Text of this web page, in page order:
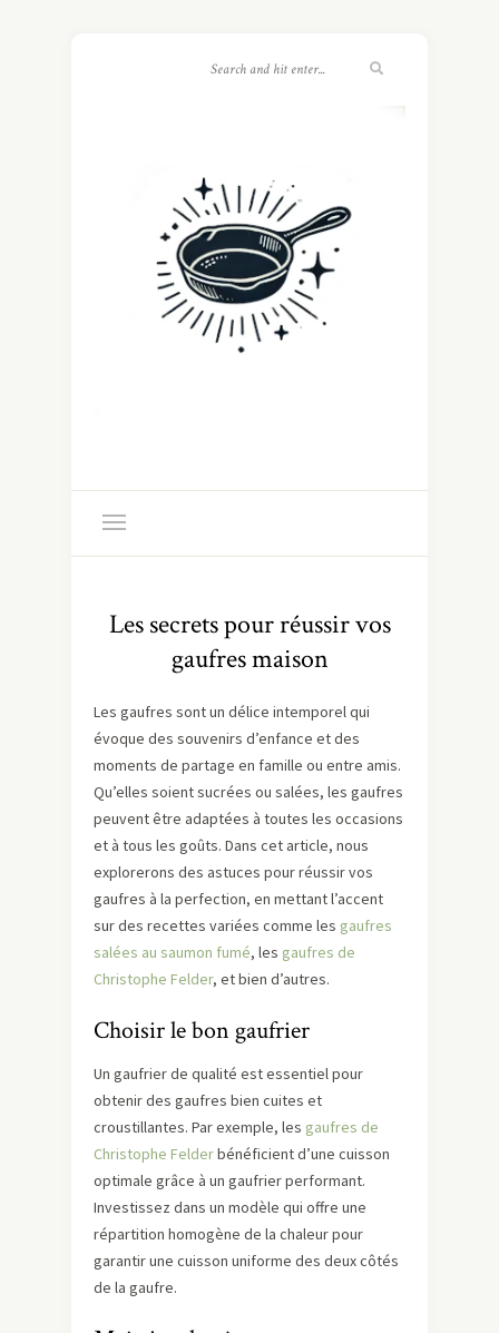
Les secrets pour réussir vos
gaufres maison
Les gaufres sont un délice intemporel qui
évoque des souvenirs d’enfance et des
moments de partage en famille ou entre amis.
Qu’elles soient sucrées ou salées, les gaufres
peuvent être adaptées à toutes les occasions
et à tous les goûts. Dans cet article, nous
explorerons des astuces pour réussir vos
gaufres à la perfection, en mettant l’accent
sur des recettes variées comme les gaufres
salées au saumon fumé, les gaufres de
Christophe Felder, et bien d’autres.
Choisir le bon gaufrier
Un gaufrier de qualité est essentiel pour
obtenir des gaufres bien cuites et
croustillantes. Par exemple, les gaufres de
Christophe Felderbénéficient d’une cuisson
optimale grâce à un gaufrier performant.
Investissez dans un modèle qui offre une
répartition homogène de la chaleur pour
garantir une cuisson uniforme des deux côtés
de la gaufre.